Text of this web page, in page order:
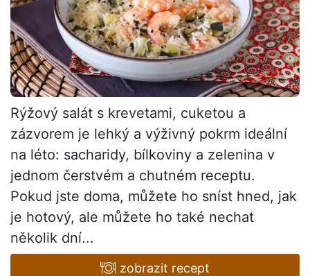
Rýžový salát s krevetami, cuketou a
zázvorem je lehký a výživný pokrm ideální
na léto: sacharidy, bílkoviny a zelenina v
jednom čerstvém a chutném receptu.
Pokud jste doma, můžete ho sníst hned, jak
je hotový, ale můžete ho také nechat
několik dní...
zobrazit recept